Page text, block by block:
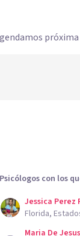
Psicólogos con los
Jessica Perez
Florida,
Maria De